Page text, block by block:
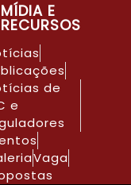
MÍDIA E
RECURSOS
de
e
Vaga